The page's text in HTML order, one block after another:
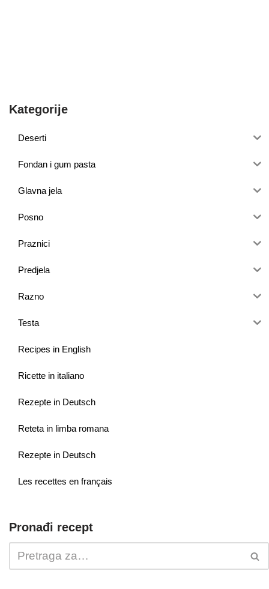
Kategorije
Deserti
Fondan i gum pasta
Glavna jela
Posno
Praznici
Predjela
Razno
Testa
Recipes in English
Ricette in italiano
Rezepte in Deutsch
Reteta in limba romana
Rezepte in Deutsch
Les recettes en français
Pronađi recept